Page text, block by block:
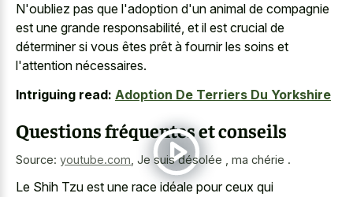
N'oubliez pas que l'adoption d'un animal de compagnie
est une grande responsabilité, et il est crucial de
déterminer si vous êtes prêt à fournir les soins et
l'attention nécessaires.
Intriguing read: Adoption De Terriers Du Yorkshire
Questions fréquentes et conseils
Source: youtube.com Je suis désolée , ma chérie .
Le Shih Tzu est une race idéale pour ceux qui